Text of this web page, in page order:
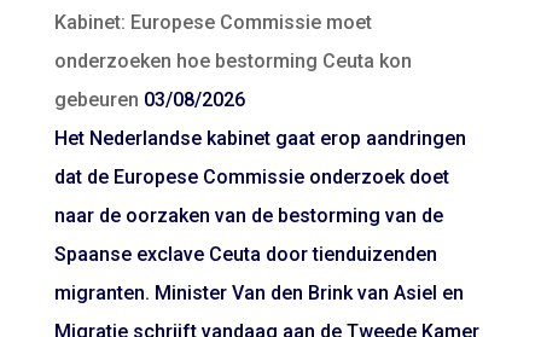
Kabinet: Europese Commissie moet
onderzoeken hoe bestorming Ceuta kon
gebeuren 03/08/2026
Het Nederlandse kabinet gaat erop aandringen
dat de Europese Commissie onderzoek doet
naar de oorzaken van de bestorming van de
Spaanse exclave Ceuta door tienduizenden
migranten. Minister Van den Brink van Asiel en
Migratie schrijft vandaag aan de Tweede Kamer